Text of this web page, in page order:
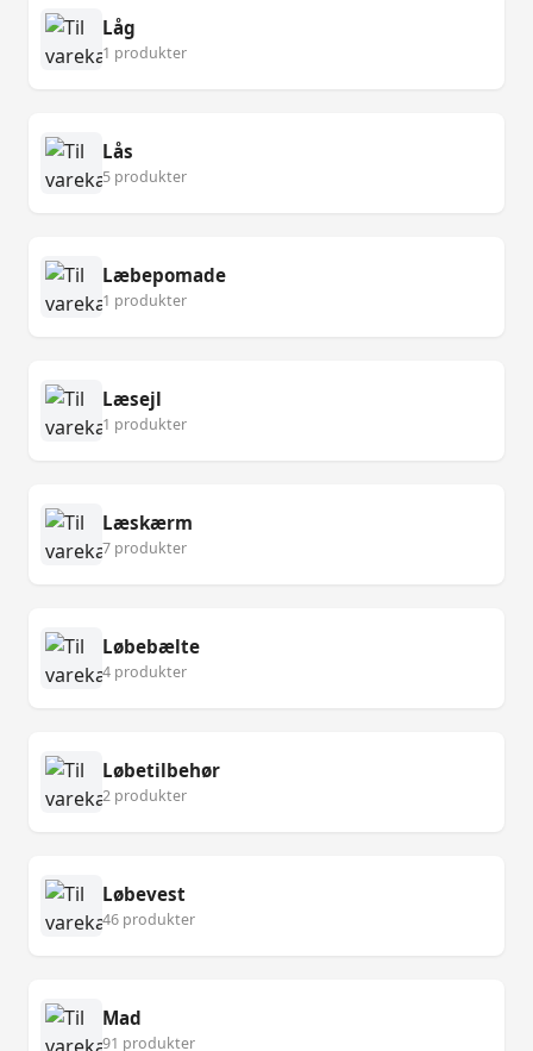
Låg
1 produkter
Lås
5 produkter
Læbepomade
1 produkter
Læsejl
1 produkter
Læskærm
7 produkter
Løbebælte
4 produkter
Løbetilbehør
2 produkter
Løbevest
46 produkter
Mad
91 produkter